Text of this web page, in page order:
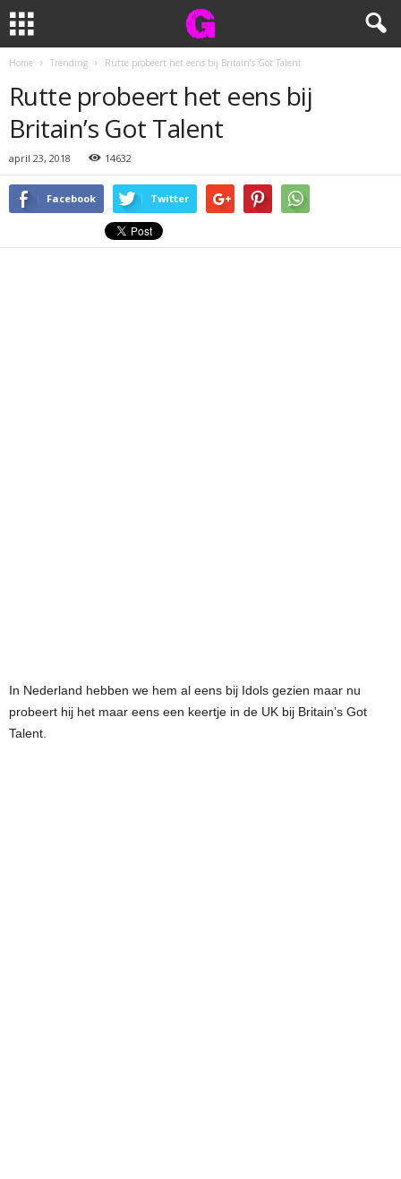
Home Trending Rutte probeert het eens bij Britain’s Got Talent
Rutte probeert het eens bij
Britain’s Got Talent
april 23, 2018 14632
Facebook Twitter
In Nederland hebben we hem al eens bij Idols gezien maar nu
probeert hij het maar eens een keertje in de UK bij Britain’s Got
Talent.